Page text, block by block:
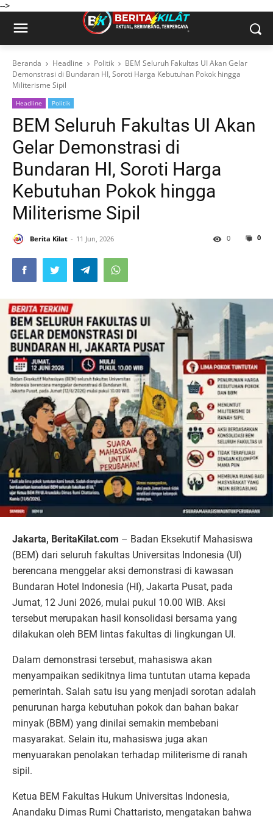
-->
Beranda Headline Politik
BEM Seluruh Fakultas UI Akan Gelar
Demonstrasi di Bundaran HI, Soroti Harga Kebutuhan Pokok hingga
Militerisme Sipil
Headline Politik
BEM Seluruh Fakultas UI Akan
Gelar Demonstrasi di
Bundaran HI, Soroti Harga
Kebutuhan Pokok hingga
Militerisme Sipil
Berita Kilat 11 Jun, 2026 0
0
Jakarta, BeritaKilat.com – Badan Eksekutif Mahasiswa
(BEM) dari seluruh fakultas Universitas Indonesia (UI)
berencana menggelar aksi demonstrasi di kawasan
Bundaran Hotel Indonesia (HI), Jakarta Pusat, pada
Jumat, 12 Juni 2026, mulai pukul 10.00 WIB. Aksi
tersebut merupakan hasil konsolidasi bersama yang
dilakukan oleh BEM lintas fakultas di lingkungan UI.
Dalam demonstrasi tersebut, mahasiswa akan
menyampaikan sedikitnya lima tuntutan utama kepada
pemerintah. Salah satu isu yang menjadi sorotan adalah
penurunan harga kebutuhan pokok dan bahan bakar
minyak (BBM) yang dinilai semakin membebani
masyarakat. Selain itu, mahasiswa juga akan
menyuarakan penolakan terhadap militerisme di ranah
sipil.
Ketua BEM Fakultas Hukum Universitas Indonesia,
Anandaku Dimas Rumi Chattaristo, mengatakan bahwa